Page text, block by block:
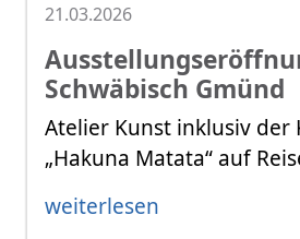
21.03.2026
Schwäbisch Gmünd
Atelier Kunst inklusiv der
„Hakuna Matata“ auf
weiterlesen